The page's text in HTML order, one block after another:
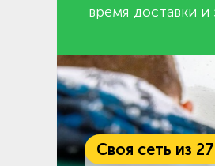
время доставки и
Своя сеть из